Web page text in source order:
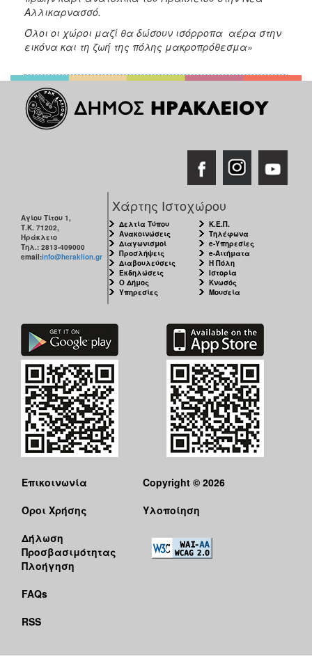
Αλλικαρνασσό.
Όλοι οι χώροι μαζί θα δώσουν ισόρροπα αέρα στην
εικόνα και τη ζωή της πόλης μακροπρόθεσμα»
Αγίου Τίτου 1,
Τ.Κ. 71202,
Ηράκλειο
Τηλ.: 2813-409000
email:info@heraklion.gr
Χάρτης Ιστοχώρου
Δελτία Τύπου
Ανακοινώσεις
Διαγωνισμοί
Προσλήψεις
Διαβουλεύσεις
Εκδηλώσεις
Ο Δήμος
Υπηρεσίες
Κ.Ε.Π.
Τηλέφωνα
e-Υπηρεσίες
e-Αιτήματα
Η Πόλη
Ιστορία
Κνωσός
Μουσεία
Επικοινωνία
Όροι Χρήσης
Δήλωση
Προσβασιμότητας
Πλοήγηση
FAQs
RSS
Copyright © 2026
Υλοποίηση